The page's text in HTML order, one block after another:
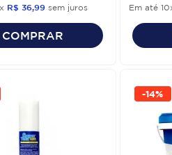
R$ 36,99sem juros
COMPRAR
Em até 10
-14%